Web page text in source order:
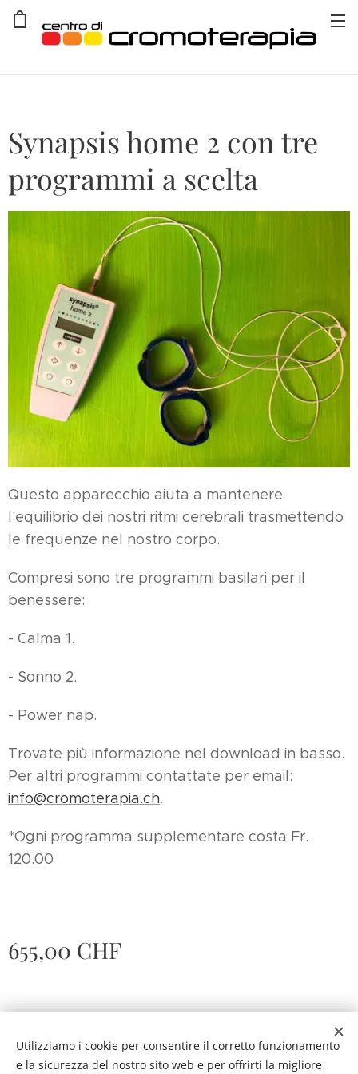
Synapsis home 2 con tre
programmi a scelta
Questo apparecchio aiuta a mantenere
l'equilibrio dei nostri ritmi cerebrali trasmettendo
le frequenze nel nostro corpo.
Compresi sono tre programmi basilari per il
benessere:
- Calma 1.
- Sonno 2.
- Power nap.
Trovate più informazione nel download in basso.
Per altri programmi contattate per email:
info@cromoterapia.ch.
*Ogni programma supplementare costa Fr.
120.00
655,00 CHF
Tutte le immagini sono fatte da A. Roncoroni e sono coperte
Utilizziamo i cookie per consentire il corretto funzionamento
e la sicurezza del nostro sito web e per offrirti la migliore